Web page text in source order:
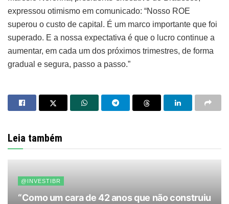
expressou otimismo em comunicado: “Nosso ROE
superou o custo de capital. É um marco importante que foi
superado. E a nossa expectativa é que o lucro continue a
aumentar, em cada um dos próximos trimestres, de forma
gradual e segura, passo a passo.”
Leia também
@INVESTIBR
“Como um cara de 42 anos que não construiu